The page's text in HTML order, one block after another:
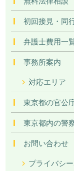
初回接見・同
弁護士費用一
事務所案内
対応エリア
東京都の官公
東京都内の警
お問い合わせ
プライバシ